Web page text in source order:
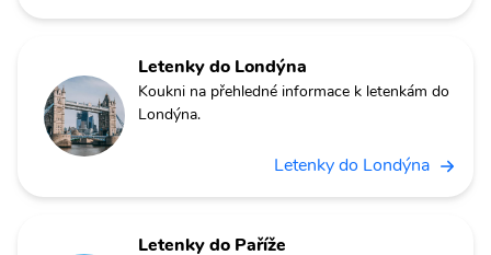
Letenky do Londýna
Koukni na přehledné informace k letenkám do
Londýna.
Letenky do Londýna
Letenky do Paříže